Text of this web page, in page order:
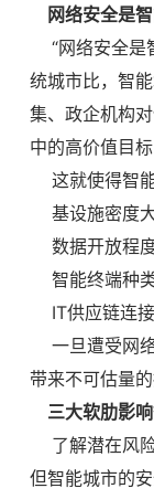
网络安全是
“网络安全是
统城市比，智
集、政企机构
中的高价值目
这就使得智能
基设施密度大
数据开放程度
智能终端种类
IT供应链连接
一旦遭受网
带来不可估量的
三大软肋影
了解潜在风险
但智能城市的